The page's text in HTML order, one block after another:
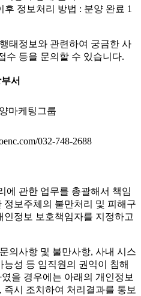
후 정보처리 방법 : 분양 완료 1
태정보와 관련하여 궁금한 사
수 등을 문의할 수 있습니다.
서
마케팅그룹
032-748-2688
에 관한 업무를 총괄해서 책임
보주체의 불만처리 및 피해구
정보 보호책임자를 지정하고
의사항 및 불만사항, 사내 시스
성 등 임직원의 권익이 침해
을 경우에는 아래의 개인정보
시 조치하여 처리결과를 통보